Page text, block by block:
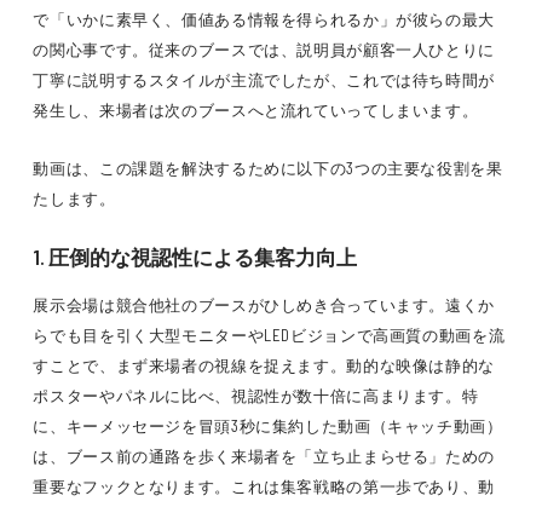
で「いかに素早く、価値ある情報を得られるか」が彼らの最大
の関心事です。従来のブースでは、説明員が顧客一人ひとりに
丁寧に説明するスタイルが主流でしたが、これでは待ち時間が
発生し、来場者は次のブースへと流れていってしまいます。
動画は、この課題を解決するために以下の3つの主要な役割を果
たします。
1. 圧倒的な視認性による集客力向上
展示会場は競合他社のブースがひしめき合っています。遠くか
らでも目を引く大型モニターやLEDビジョンで高画質の動画を流
すことで、まず来場者の視線を捉えます。動的な映像は静的な
ポスターやパネルに比べ、視認性が数十倍に高まります。特
に、キーメッセージを冒頭3秒に集約した動画（キャッチ動画）
は、ブース前の通路を歩く来場者を「立ち止まらせる」ための
重要なフックとなります。これは集客戦略の第一歩であり、動